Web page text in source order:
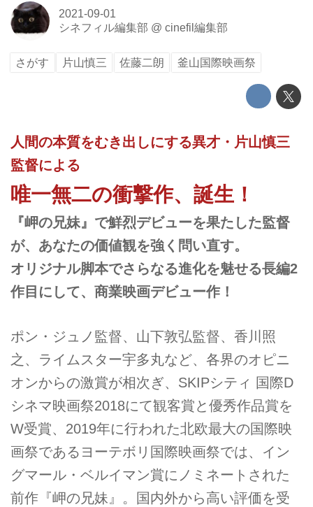
2021-09-01
シネフィル編集部 @ cinefil編集部
さがす 片山慎三 佐藤二朗 釜山国際映画祭
人間の本質をむき出しにする異才・片山慎三
監督による
唯一無二の衝撃作、誕生！
『岬の兄妹』で鮮烈デビューを果たした監督
が、あなたの価値観を強く問い直す。
オリジナル脚本でさらなる進化を魅せる長編2
作目にして、商業映画デビュー作！
ポン・ジュノ監督、山下敦弘監督、香川照
之、ライムスター宇多丸など、各界のオピニ
オンからの激賞が相次ぎ、SKIPシティ 国際D
シネマ映画祭2018にて観客賞と優秀作品賞を
W受賞、2019年に行われた北欧最大の国際映
画祭であるヨーテボリ国際映画祭では、イン
グマール・ベルイマン賞にノミネートされた
前作『岬の兄妹』。国内外から高い評価を受